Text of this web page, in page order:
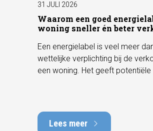
31 JULI 2026
Waarom een goed
woning sneller én beter
Een energielabel is veel meer
wettelijke verplichting bij de
een woning. Het geeft
waarde. In deze blog leggen we
Lees meer